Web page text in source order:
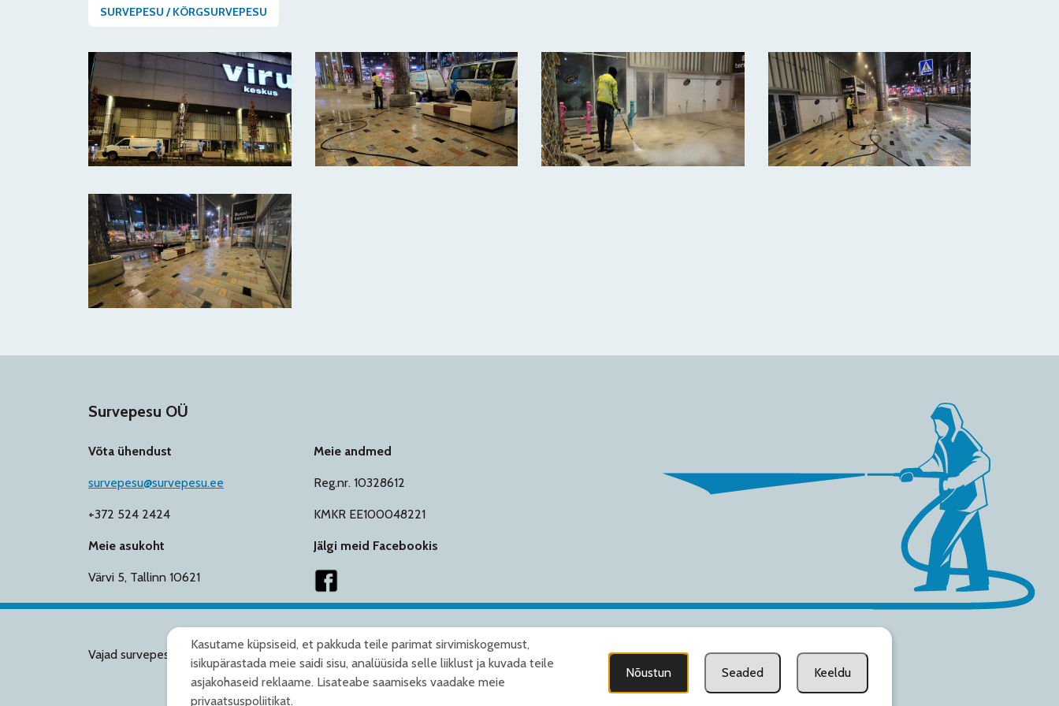
SURVEPESU / KÕRGSURVEPESU
Survepesu OÜ
Võta ühendust
survepesu@survepesu.ee
+372 524 2424
Meie asukoht
Värvi 5, Tallinn 10621
Meie andmed
Reg.nr. 10328612
KMKR EE100048221
Jälgi meid Facebookis
Vajad survepesu või liivapritsitööd Soomes? Vaata siit
Kasutame küpsiseid, et pakkuda teile parimat sirvimiskogemust,
isikupärastada meie saidi sisu, analüüsida selle liiklust ja kuvada teile
asjakohaseid reklaame. Lisateabe saamiseks vaadake meie
privaatsuspoliitikat.
Nõustun Seaded Keeldu